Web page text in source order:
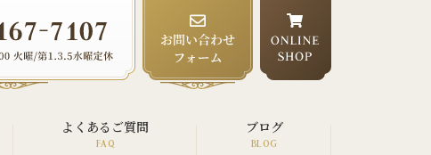
よくあるご質問 ブログ